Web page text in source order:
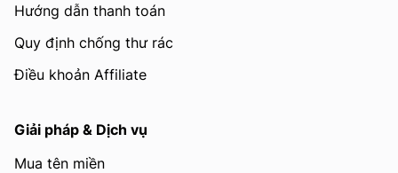
Hướng dẫn thanh toán
Quy định chống thư rác
Điều khoản Affiliate
Giải pháp & Dịch vụ
Mua tên miền